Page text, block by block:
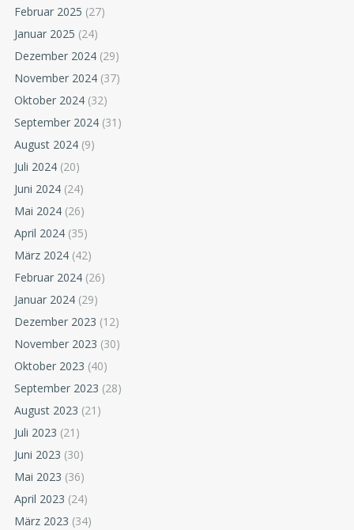
Februar 2025 (27)
Januar 2025 (24)
Dezember 2024 (29)
November 2024 (37)
Oktober 2024 (32)
September 2024 (31)
August 2024 (9)
Juli 2024 (20)
Juni 2024 (24)
Mai 2024 (26)
April 2024 (35)
März 2024 (42)
Februar 2024 (26)
Januar 2024 (29)
Dezember 2023 (12)
November 2023 (30)
Oktober 2023 (40)
September 2023 (28)
August 2023 (21)
Juli 2023 (21)
Juni 2023 (30)
Mai 2023 (36)
April 2023 (24)
März 2023 (34)